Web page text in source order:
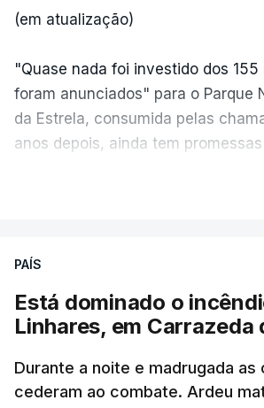
(em atualização)
"Quase nada foi investido dos 155
foram anunciados" para o Parque
da Estrela, consumida pelas
anos depois, ainda tem
ESTE CONTEÚDO ESTÁ
PAÍS
Está dominado o
Linhares, em Carrazeda
Durante a noite e madrugada as
cederam ao combate. Ardeu